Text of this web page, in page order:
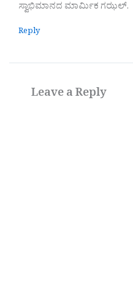
ಸ್ವಾಭಿಮಾನದ ಮಾರ್ಮಿಕ ಗಝಲ್.
Reply
Leave a Reply